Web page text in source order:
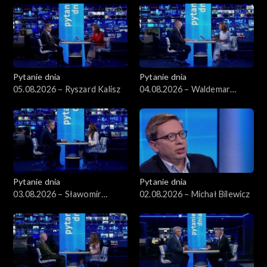
Pytanie dnia
05.08.2026 – Ryszard Kalisz
Pytanie dnia
04.08.2026 – Waldemar
Pytanie dnia
03.08.2026 – Sławomir
Pytanie dnia
02.08.2026 – Michał Bilewicz